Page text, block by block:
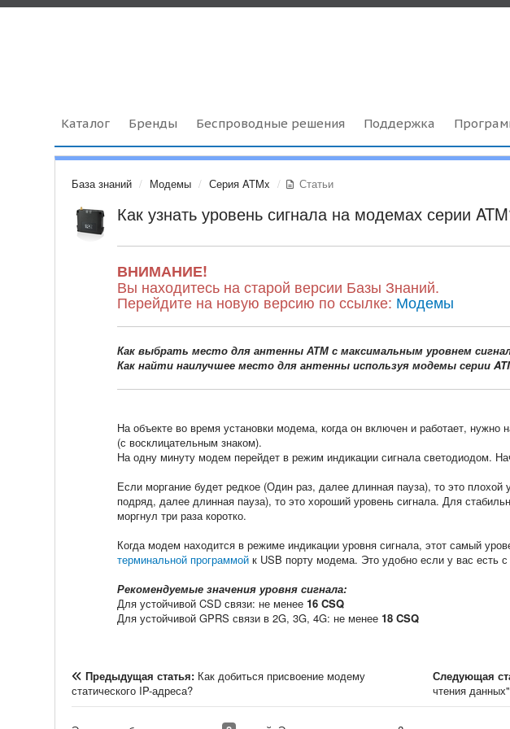
Каталог Бренды Беспроводные решения Поддержка
База знаний Модемы Серия ATMx Статьи
Как узнать уровень сигнала на модемах серии
ВНИМАНИЕ!
Вы находитесь на старой версии Базы Знаний.
Перейдите на новую версию по ссылке: Модемы
Как выбрать место для антенны АТМ с максимальным уровнем
Как найти наилучшее место для антенны используя модемы серии
На объекте во время установки модема, когда он включен и работает, нужно
(с восклицательным знаком).
На одну минуту модем перейдет в режим индикации сигнала светодиодом.
Если моргание будет редкое (Один раз, далее длинная пауза), то это плохой
подряд, далее длинная пауза), то это хороший уровень сигнала. Для
моргнул три раза коротко.
Когда модем находится в режиме индикации уровня сигнала, этот самый
терминальной программой к USB порту модема. Это удобно если у вас есть с
Рекомендуемые значения уровня сигнала:
Для устойчивой CSD связи: не менее 16 CSQ
Для устойчивой GPRS связи в 2G, 3G, 4G: не менее 18 CSQ
Предыдущая статья: Как добиться присвоение модему
статического IP-адреса?
Следующая
чтения данных"